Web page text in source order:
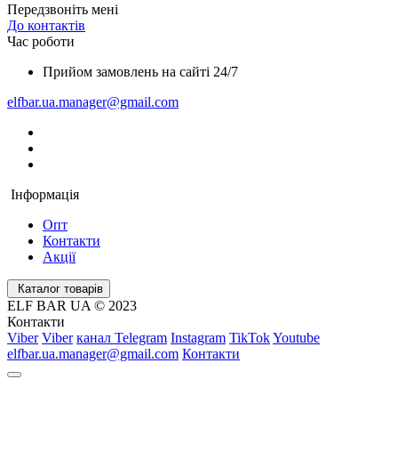
Передзвоніть мені
До контактів
Час роботи
Прийом замовлень на сайті 24/7
elfbar.ua.manager@gmail.com
Інформація
Опт
Контакти
Акції
Каталог товарів
ELF BAR UA © 2023
Контакти
Viber Viber канал Telegram Instagram TikTokYoutube
elfbar.ua.manager@gmail.com Контакти